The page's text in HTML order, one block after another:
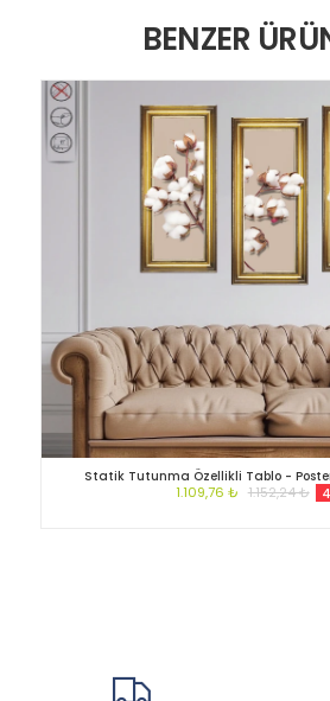
BENZER
Statik Tutunma Özellikli Tablo -
1.109,76 ₺ 1.152,24 ₺